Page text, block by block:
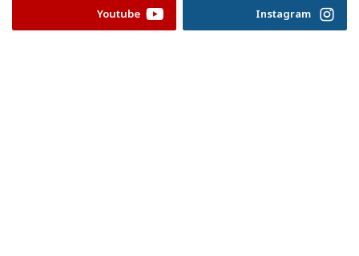
Instagram
Youtube